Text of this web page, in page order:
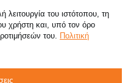
χωρίς χρέωση),
του ιστότοπου, τη
χρήστη και, υπό τον όρο
του. Πολιτική